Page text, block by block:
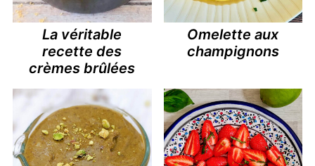
La véritable
recette des
crèmes brûlées
Omelette aux
champignons